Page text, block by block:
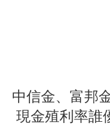
中信金、富邦
現金殖利率誰